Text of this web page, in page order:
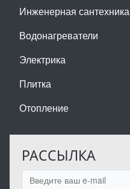
Инженерная сантехника
Водонагреватели
Электрика
Плитка
Отопление
РАССЫЛКА